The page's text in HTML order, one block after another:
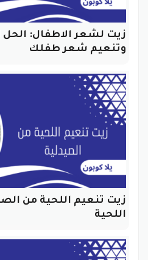
زيت لشعر الاطفال: الحل
وتنعيم شعر طفلك
زيت تنعيم اللحية من
اللحية